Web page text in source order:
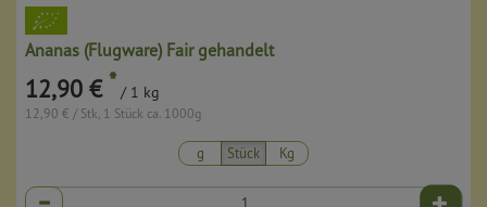
Ananas (Flugware) Fair gehandelt
12,90 € * / 1 kg
12,90 € / Stk, 1 Stück ca. 1000g
g Stück Kg
Anzahl